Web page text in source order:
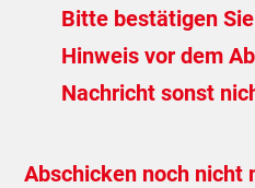
Bitte bestätigen
Hinweis vor dem
Nachricht sonst
Abschicken noch nicht